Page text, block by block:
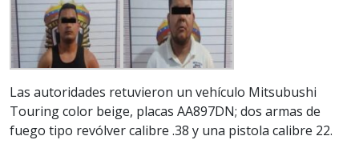
Las autoridades retuvieron un vehículo Mitsubushi
Touring color beige, placas AA897DN; dos armas de
fuego tipo revólver calibre .38 y una pistola calibre 22.